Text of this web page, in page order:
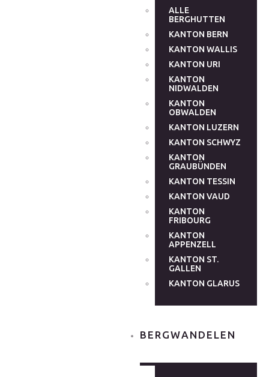
ALLE
BERGHUTTEN
KANTON BERN
KANTON WALLIS
KANTON URI
KANTON
NIDWALDEN
KANTON
OBWALDEN
KANTON LUZERN
KANTON SCHWYZ
KANTON
GRAUBÜNDEN
KANTON TESSIN
KANTON VAUD
KANTON
FRIBOURG
KANTON
APPENZELL
KANTON ST.
GALLEN
KANTON GLARUS
BERGWANDELEN